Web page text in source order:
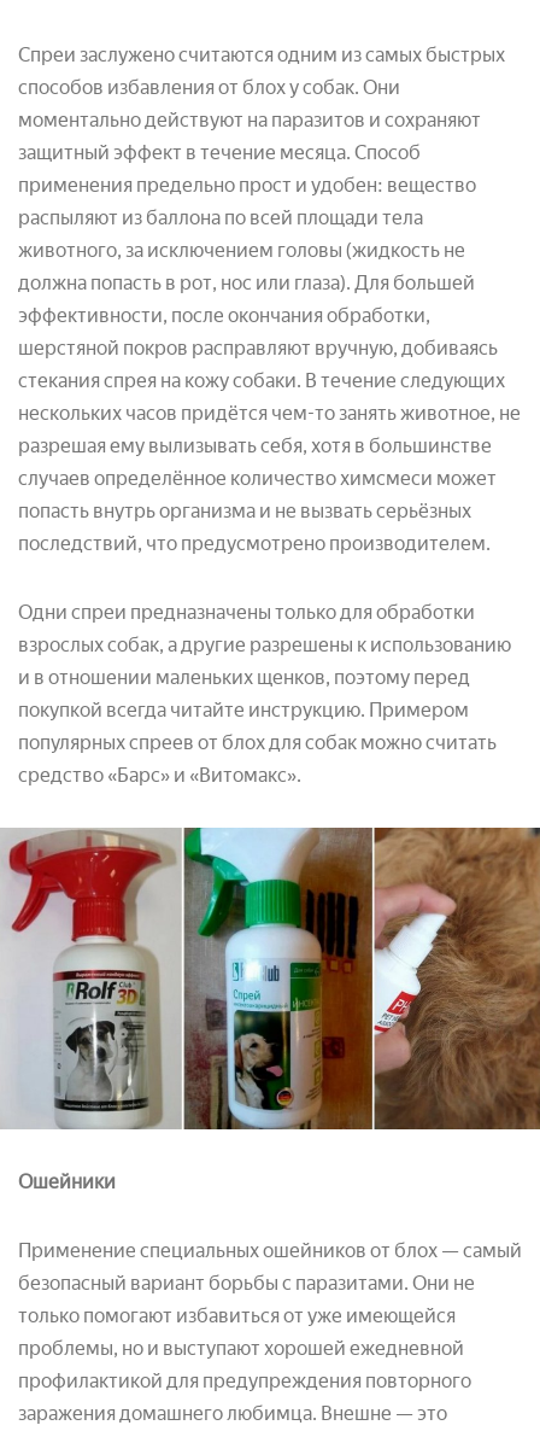
Спреи заслужено считаются одним из самых быстрых
способов избавления от блох у собак. Они
моментально действуют на паразитов и сохраняют
защитный эффект в течение месяца. Способ
применения предельно прост и удобен: вещество
распыляют из баллона по всей площади тела
животного, за исключением головы (жидкость не
должна попасть в рот, нос или глаза). Для большей
эффективности, после окончания обработки,
шерстяной покров расправляют вручную, добиваясь
стекания спрея на кожу собаки. В течение следующих
нескольких часов придётся чем-то занять животное, не
разрешая ему вылизывать себя, хотя в большинстве
случаев определённое количество химсмеси может
попасть внутрь организма и не вызвать серьёзных
последствий, что предусмотрено производителем.
Одни спреи предназначены только для обработки
взрослых собак, а другие разрешены к использованию
и в отношении маленьких щенков, поэтому перед
покупкой всегда читайте инструкцию. Примером
популярных спреев от блох для собак можно считать
средство «Барс» и «Витомакс».
Ошейники
Применение специальных ошейников от блох — самый
безопасный вариант борьбы с паразитами. Они не
только помогают избавиться от уже имеющейся
проблемы, но и выступают хорошей ежедневной
профилактикой для предупреждения повторного
заражения домашнего любимца. Внешне — это